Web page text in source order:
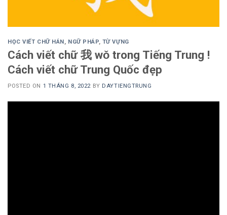
HỌC VIẾT CHỮ HÁN , NGỮ PHÁP, TỪ VỰNG
Cách viết chữ 我 wǒ trong Tiếng Trung !
Cách viết chữ Trung Quốc đẹp
POSTED ON 1 THÁNG 8, 2022 BY DAYTIENGTRUNG